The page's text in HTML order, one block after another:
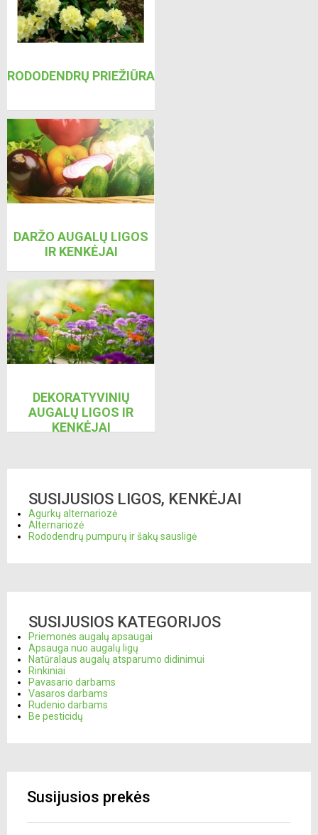
RODODENDRŲ PRIEŽIŪRA
DARŽO AUGALŲ LIGOS
IR KENKĖJAI
DEKORATYVINIŲ
AUGALŲ LIGOS IR
KENKĖJAI
SUSIJUSIOS LIGOS, KENKĖJAI
Agurkų alternariozė
Alternariozė
Rododendrų pumpurų ir šakų sausligė
SUSIJUSIOS KATEGORIJOS
Priemonės augalų apsaugai
Apsauga nuo augalų ligų
Natūralaus augalų atsparumo didinimui
Rinkiniai
Pavasario darbams
Vasaros darbams
Rudenio darbams
Be pesticidų
Susijusios prekės